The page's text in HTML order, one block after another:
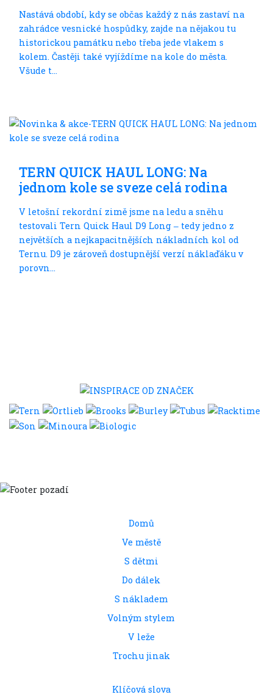
Nastává období, kdy se občas každý z nás zastaví na
zahrádce vesnické hospůdky, zajde na nějakou tu
historickou památku nebo třeba jede vlakem s
kolem. Častěji také vyjíždíme na kole do města.
Všude t...
TERN QUICK HAUL LONG: Na
jednom kole se sveze celá rodina
V letošní rekordní zimě jsme na ledu a sněhu
testovali Tern Quick Haul D9 Long ‒ tedy jedno z
největších a nejkapacitnějších nákladních kol od
Ternu. D9 je zároveň dostupnější verzí náklaďáku v
porovn...
Domů
Ve městě
S dětmi
Do dálek
S nákladem
Volným stylem
V leže
Trochu jinak
Klíčová slova